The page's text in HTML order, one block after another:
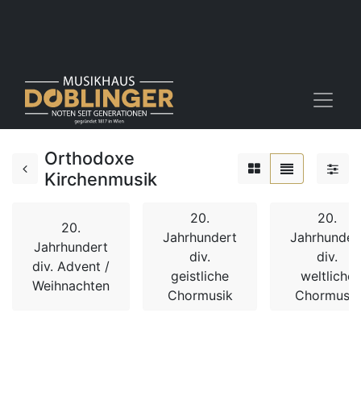
Orthodoxe
Kirchenmusik
20.
Jahrhundert
div. Advent /
Weihnachten
20.
Jahrhundert
div.
geistliche
Chormusik
20.
div.
weltliche
Chormusik